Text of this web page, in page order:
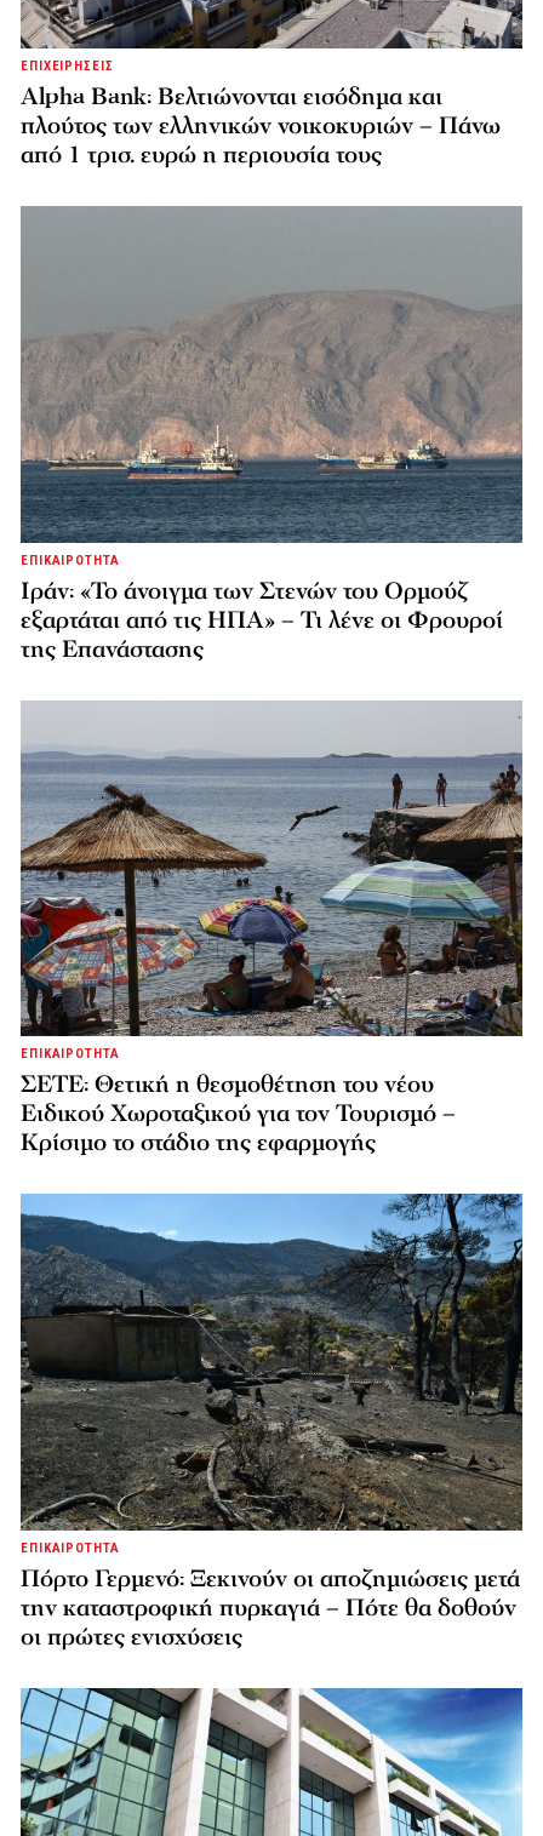
ΕΠΙΧΕΙΡΗΣΕΙΣ
Alpha Bank: Βελτιώνονται εισόδημα και
πλούτος των ελληνικών νοικοκυριών – Πάνω
από 1 τρισ. ευρώ η περιουσία τους
ΕΠΙΚΑΙΡΟΤΗΤΑ
Ιράν: «Το άνοιγμα των Στενών του Ορμούζ
εξαρτάται από τις ΗΠΑ» – Τι λένε οι Φρουροί
της Επανάστασης
ΕΠΙΚΑΙΡΟΤΗΤΑ
ΣΕΤΕ: Θετική η θεσμοθέτηση του νέου
Ειδικού Χωροταξικού για τον Τουρισμό –
Κρίσιμο το στάδιο της εφαρμογής
ΕΠΙΚΑΙΡΟΤΗΤΑ
Πόρτο Γερμενό: Ξεκινούν οι αποζημιώσεις μετά
την καταστροφική πυρκαγιά – Πότε θα δοθούν
οι πρώτες ενισχύσεις